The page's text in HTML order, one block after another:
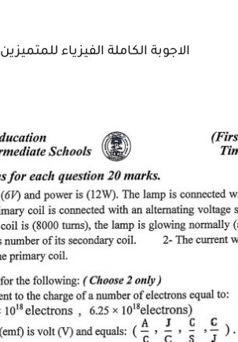
الاجوبة الكاملة الفيزياء للمتميزين 2022